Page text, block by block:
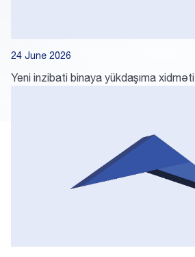
24 June 2026
Yeni inzibati binaya yükdaşıma xidməti